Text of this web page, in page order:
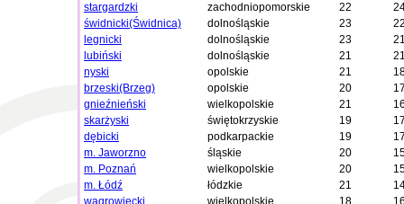
stargardzki
zachodniopomorskie 22
świdnicki(Świdnica)
dolnośląskie 23
legnicki
dolnośląskie 23
lubiński
dolnośląskie 21
nyski
opolskie 21
brzeski(Brzeg)
opolskie 20
gnieźnieński
wielkopolskie 21
skarżyski
świętokrzyskie 19
dębicki
podkarpackie 19
m. Jaworzno
śląskie 20
m. Poznań
wielkopolskie 20
m. Łódź
łódzkie 21
wągrowiecki
wielkopolskie 18